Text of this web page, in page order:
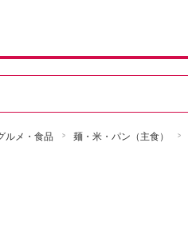
ルメ・食品 麺・米・パン（主食）